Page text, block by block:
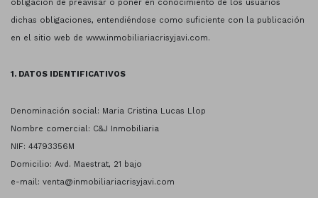
dichas obligaciones, entendiéndose como suficiente con la publicación
en el sitio web de www.inmobiliariacrisyjavi.com.
1. DATOS IDENTIFICATIVOS
Denominación social: Maria Cristina Lucas Llop
Nombre comercial: C&J Inmobiliaria
NIF: 44793356M
Domicilio: Avd. Maestrat, 21 bajo
e-mail: venta@inmobiliariacrisyjavi.com